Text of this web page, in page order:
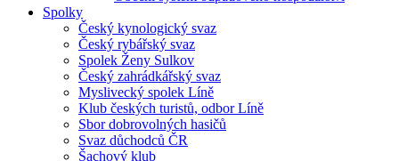
Spolky
Český kynologický svaz
Český rybářský svaz
Spolek Ženy Sulkov
Český zahrádkářský svaz
Myslivecký spolek Líně
Klub českých turistů, odbor Líně
Sbor dobrovolných hasičů
Svaz důchodců ČR
Šachový klub